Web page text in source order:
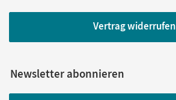
Vertrag widerrufen
Newsletter abonnieren